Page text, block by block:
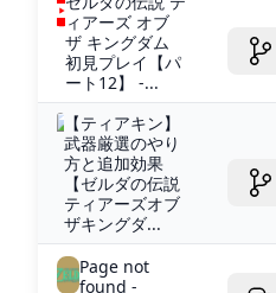
ィアーズ オブ
ザ キングダム
初見プレイ【パ
ート12】 -...
【ティアキン】
武器厳選のやり
方と追加効果
【ゼルダの伝説
ティアーズオブ
ザキングダ...
Page not
found -